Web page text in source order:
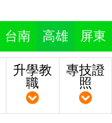
台南 高雄 屏東
升學教
職
專技證
照